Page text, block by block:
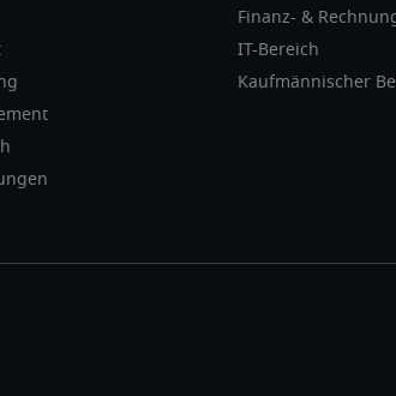
Finanz- &
IT-Bereich
Kaufmännischer